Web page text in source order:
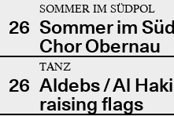
26
SOMMER IM SÜDPOL
Sommer im
Chor Obernau
26
TANZ
Aldebs / Al
raising flags